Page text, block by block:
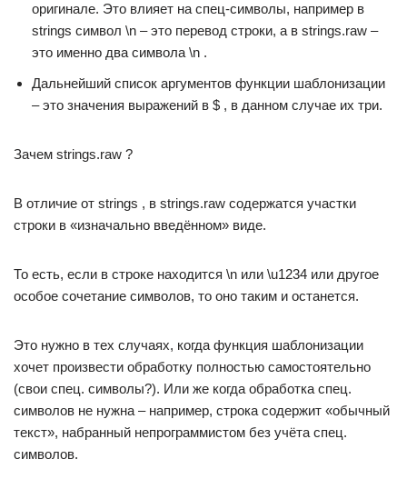
оригинале. Это влияет на спец-символы, например в
strings символ \n – это перевод строки, а в strings.raw –
это именно два символа \n .
Дальнейший список аргументов функции шаблонизации
– это значения выражений в $ , в данном случае их три.
Зачем strings.raw ?
В отличие от strings , в strings.raw содержатся участки
строки в «изначально введённом» виде.
То есть, если в строке находится \n или \u1234 или другое
особое сочетание символов, то оно таким и останется.
Это нужно в тех случаях, когда функция шаблонизации
хочет произвести обработку полностью самостоятельно
(свои спец. символы?). Или же когда обработка спец.
символов не нужна – например, строка содержит «обычный
текст», набранный непрограммистом без учёта спец.
символов.